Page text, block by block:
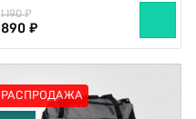
1 190
890
РАСПРОДАЖА